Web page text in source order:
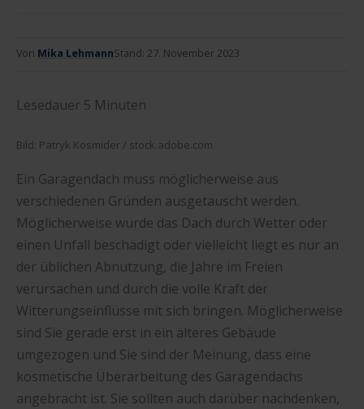
Von Mika LehmannStand: 27. November 2023
Lesedauer 5 Minuten
Bild: Patryk Kosmider / stock.adobe.com
Ein Garagendach muss möglicherweise aus
verschiedenen Gründen ausgetauscht werden.
Möglicherweise wurde das Dach durch Wetter oder
einen Unfall beschädigt oder vielleicht liegt es nur an
der üblichen Abnutzung, die Jahre im Freien
verursachen und durch die volle Kraft der
Witterungseinflüsse mit sich bringen. Möglicherweise
sind Sie gerade erst in ein älteres Gebäude
umgezogen und Sie sind der Meinung, dass eine
kosmetische Überarbeitung des Garagendachs
angebracht ist. Sie sollten auch darüber nachdenken,